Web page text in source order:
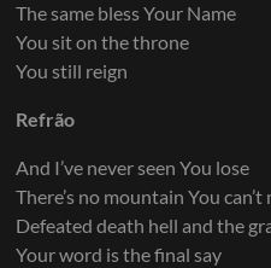
The same bless Your Name
You sit on the throne
You still reign
Refrão
And I’ve never seen You lose
There’s no mountain You can’t
Defeated death hell and the
Your word is the final say